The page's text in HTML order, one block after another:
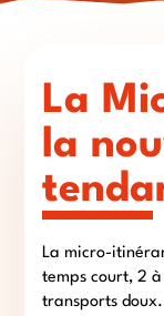
La
la
La micro-
temps court, 2
transports